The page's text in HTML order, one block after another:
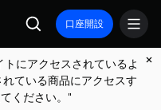
口座開設
にアクセスされているよ
ている商品にアクセスす
ください。"